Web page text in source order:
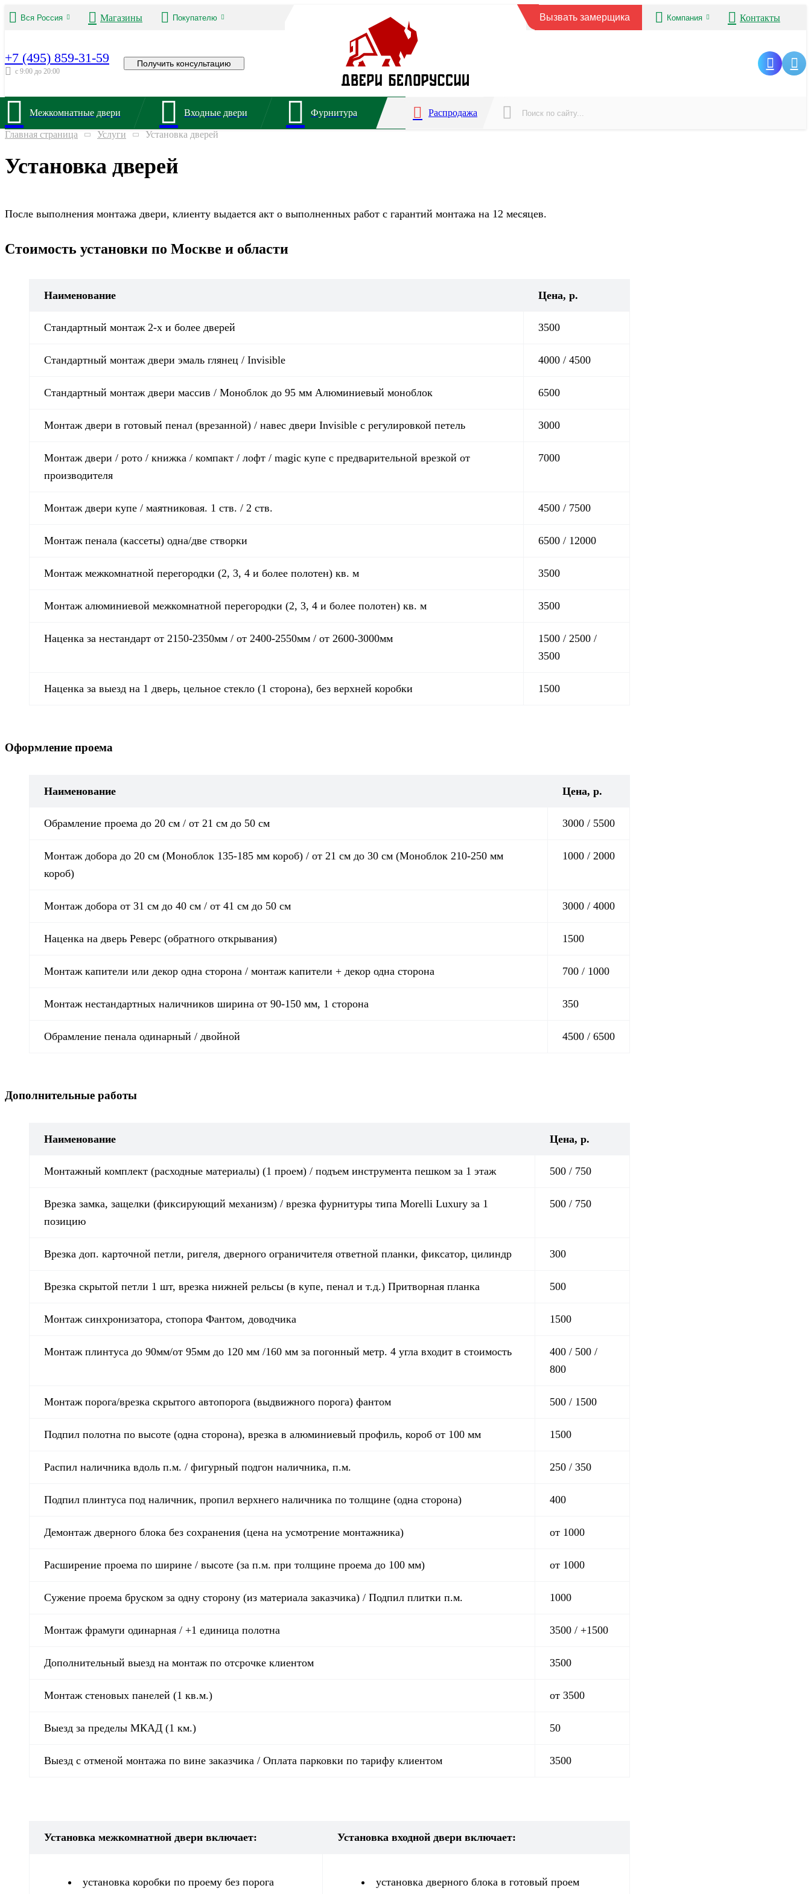
Вся Россия Магазины Покупателю Вызвать замерщика Компания Контакты
+7 (495) 859-31-59
с 9:00 до 20:00
Получить консультацию
Межкомнатные двери Входные двери Фурнитура Распродажа
Главная страница Услуги Установка дверей
Установка дверей
После выполнения монтажа двери, клиенту выдается акт о выполненных работ с гарантий монтажа на 12 месяцев.
Стоимость установки по Москве и области
Наименование Цена, р.
Стандартный монтаж 2-х и более дверей 3500
Стандартный монтаж двери эмаль глянец / Invisible 4000 / 4500
Стандартный монтаж двери массив / Моноблок до 95 мм Алюминиевый моноблок 6500
Монтаж двери в готовый пенал (врезанной) / навес двери Invisible с регулировкой петель 3000
Монтаж двери / рото / книжка / компакт / лофт / magic купе с предварительной врезкой от
производителя
7000
Монтаж двери купе / маятниковая. 1 ств. / 2 ств. 4500 / 7500
Монтаж пенала (кассеты) одна/две створки 6500 / 12000
Монтаж межкомнатной перегородки (2, 3, 4 и более полотен) кв. м 3500
Монтаж алюминиевой межкомнатной перегородки (2, 3, 4 и более полотен) кв. м 3500
Наценка за нестандарт от 2150-2350мм / от 2400-2550мм / от 2600-3000мм
1500 / 2500 /
3500
Наценка за выезд на 1 дверь, цельное стекло (1 сторона), без верхней коробки 1500
Оформление проема
Наименование Цена, р.
Обрамление проема до 20 см / от 21 см до 50 см 3000 / 5500
Монтаж добора до 20 см (Моноблок 135-185 мм короб) / от 21 см до 30 см (Моноблок 210-250 мм
короб)
1000 / 2000
Монтаж добора от 31 см до 40 см / от 41 см до 50 см 3000 / 4000
Наценка на дверь Реверс (обратного открывания) 1500
Монтаж капители или декор одна сторона / монтаж капители + декор одна сторона 700 / 1000
Монтаж нестандартных наличников ширина от 90-150 мм, 1 сторона 350
Обрамление пенала одинарный / двойной 4500 / 6500
Дополнительные работы
Наименование Цена, р.
Монтажный комплект (расходные материалы) (1 проем) / подъем инструмента пешком за 1 этаж 500 / 750
Врезка замка, защелки (фиксирующий механизм) / врезка фурнитуры типа Morelli Luxury за 1
позицию
500 / 750
Врезка доп. карточной петли, ригеля, дверного ограничителя ответной планки, фиксатор, цилиндр 300
Врезка скрытой петли 1 шт, врезка нижней рельсы (в купе, пенал и т.д.) Притворная планка 500
Монтаж синхронизатора, стопора Фантом, доводчика 1500
Монтаж плинтуса до 90мм/от 95мм до 120 мм /160 мм за погонный метр. 4 угла входит в стоимость
400 / 500 /
800
Монтаж порога/врезка скрытого автопорога (выдвижного порога) фантом 500 / 1500
Подпил полотна по высоте (одна сторона), врезка в алюминиевый профиль, короб от 100 мм 1500
Распил наличника вдоль п.м. / фигурный подгон наличника, п.м. 250 / 350
Подпил плинтуса под наличник, пропил верхнего наличника по толщине (одна сторона) 400
Демонтаж дверного блока без сохранения (цена на усмотрение монтажника) от 1000
Расширение проема по ширине / высоте (за п.м. при толщине проема до 100 мм) от 1000
Сужение проема бруском за одну сторону (из материала заказчика) / Подпил плитки п.м. 1000
Монтаж фрамуги одинарная / +1 единица полотна 3500 / +1500
Дополнительный выезд на монтаж по отсрочке клиентом 3500
Монтаж стеновых панелей (1 кв.м.) от 3500
Выезд за пределы МКАД (1 км.) 50
Выезд с отменой монтажа по вине заказчика / Оплата парковки по тарифу клиентом 3500
Установка межкомнатной двери включает: Установка входной двери включает:
установка коробки по проему без порога
установка дверного блока в готовый проем